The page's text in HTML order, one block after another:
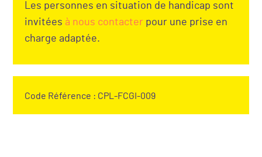
Les personnes en situation de handicap sont
invitées à nous contacter pour une prise en
charge adaptée.
Code Référence : CPL-FCGI-009